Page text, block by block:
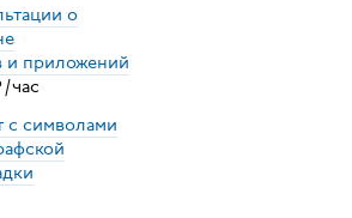
о
и приложений
/час
с символами